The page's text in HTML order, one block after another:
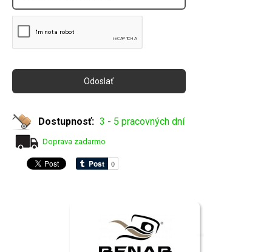
Dostupnosť: 3 - 5 pracovných dní
Doprava zadarmo